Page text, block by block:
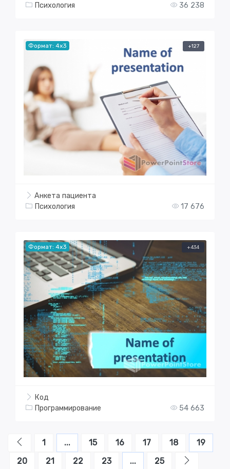
Психология
36 238
Формат: 4x3 +127
Анкета пациента
Психология
17 676
Формат: 4x3 +434
Код
Программирование
54 663
1 ... 15 16 17 18
19
20
21 22 23 ... 25